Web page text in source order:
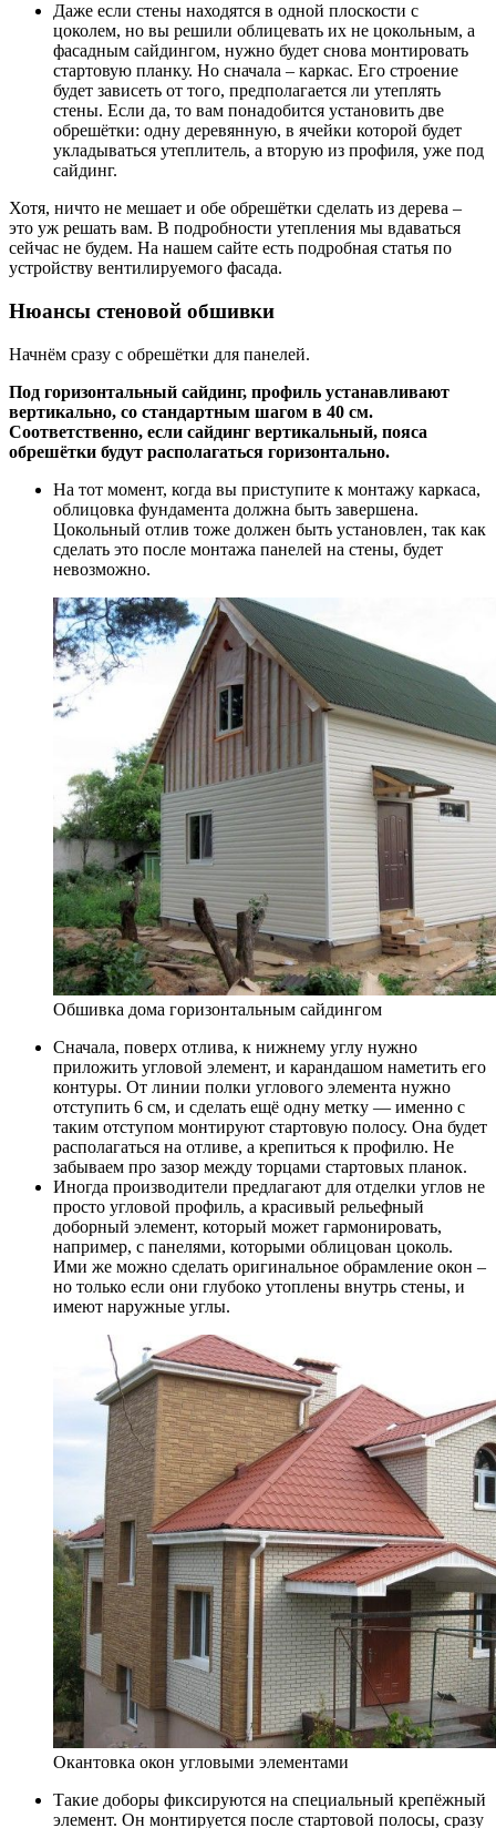
Даже если стены находятся в одной плоскости с
цоколем, но вы решили облицевать их не цокольным, а
фасадным сайдингом, нужно будет снова монтировать
стартовую планку. Но сначала – каркас. Его строение
будет зависеть от того, предполагается ли утеплять
стены. Если да, то вам понадобится установить две
обрешётки: одну деревянную, в ячейки которой будет
укладываться утеплитель, а вторую из профиля, уже под
сайдинг.
Хотя, ничто не мешает и обе обрешётки сделать из дерева –
это уж решать вам. В подробности утепления мы вдаваться
сейчас не будем. На нашем сайте есть подробная статья по
устройству вентилируемого фасада.
Нюансы стеновой обшивки
Начнём сразу с обрешётки для панелей.
Под горизонтальный сайдинг, профиль устанавливают
вертикально, со стандартным шагом в 40 см.
Соответственно, если сайдинг вертикальный, пояса
обрешётки будут располагаться горизонтально.
На тот момент, когда вы приступите к монтажу каркаса,
облицовка фундамента должна быть завершена.
Цокольный отлив тоже должен быть установлен, так как
сделать это после монтажа панелей на стены, будет
невозможно.
Обшивка дома горизонтальным сайдингом
Сначала, поверх отлива, к нижнему углу нужно
приложить угловой элемент, и карандашом наметить его
контуры. От линии полки углового элемента нужно
отступить 6 см, и сделать ещё одну метку — именно с
таким отступом монтируют стартовую полосу. Она будет
располагаться на отливе, а крепиться к профилю. Не
забываем про зазор между торцами стартовых планок.
Иногда производители предлагают для отделки углов не
просто угловой профиль, а красивый рельефный
доборный элемент, который может гармонировать,
например, с панелями, которыми облицован цоколь.
Ими же можно сделать оригинальное обрамление окон –
но только если они глубоко утоплены внутрь стены, и
имеют наружные углы.
Окантовка окон угловыми элементами
Такие доборы фиксируются на специальный крепёжный
элемент. Он монтируется после стартовой полосы, сразу